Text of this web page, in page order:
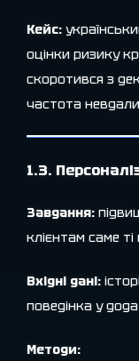
Кейс:
оцінки ризику
скоротився з
частота
1.3.
Завдання:
клієнтам саме ті
Вхідні дані:
поведінка у
Методи: